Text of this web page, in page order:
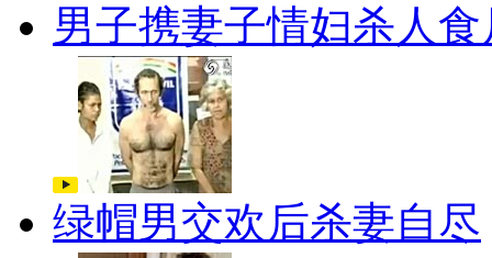
男子携妻子情妇杀人食
绿帽男交欢后杀妻自尽